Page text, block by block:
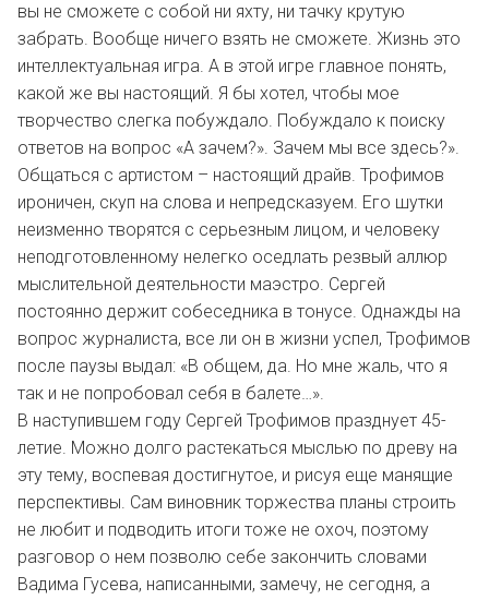
вы не сможете с собой ни яхту, ни тачку крутую
забрать. Вообще ничего взять не сможете. Жизнь это
интеллектуальная игра. А в этой игре главное понять,
какой же вы настоящий. Я бы хотел, чтобы мое
творчество слегка побуждало. Побуждало к поиску
ответов на вопрос «А зачем?». Зачем мы все здесь?».
Общаться с артистом – настоящий драйв. Трофимов
ироничен, скуп на слова и непредсказуем. Его шутки
неизменно творятся с серьезным лицом, и человеку
неподготовленному нелегко оседлать резвый аллюр
мыслительной деятельности маэстро. Сергей
постоянно держит собеседника в тонусе. Однажды на
вопрос журналиста, все ли он в жизни успел, Трофимов
после паузы выдал: «В общем, да. Но мне жаль, что я
так и не попробовал себя в балете…».
В наступившем году Сергей Трофимов празднует 45-
летие. Можно долго растекаться мыслью по древу на
эту тему, воспевая достигнутое, и рисуя еще манящие
перспективы. Сам виновник торжества планы строить
не любит и подводить итоги тоже не охоч, поэтому
разговор о нем позволю себе закончить словами
Вадима Гусева, написанными, замечу, не сегодня, а